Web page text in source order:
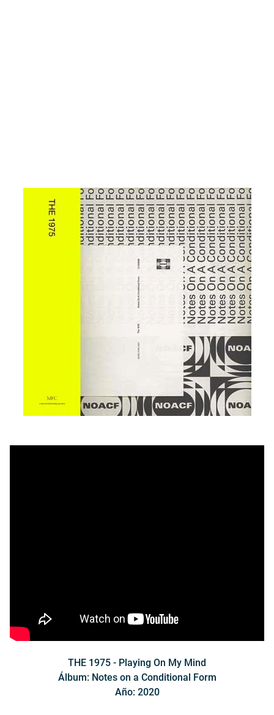
THE 1975 - Playing On My Mind
Álbum: Notes on a Conditional Form
Año: 2020